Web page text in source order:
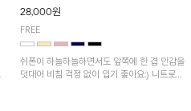
28,000원
FREE
쉬폰이 하늘하늘하면서도 앞쪽에 한 겹 안감을
덧대어 비침 걱정 없이 입기 좋아요:) 니트로